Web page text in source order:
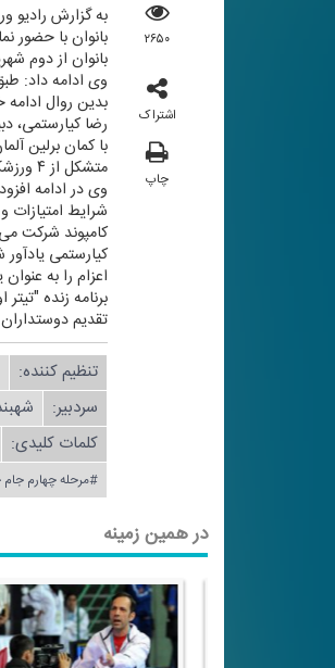
۲۶۵۰
اشتراک
چاپ
به گزارش رادیو
بانوان از دوم
وی ادامه داد:
بدین روال
رضا كیارستمی،
با كمان برلین
متشكل از ۴ ورزشكار مرد و ۴ ورزشكار زن در رشته كامپاند عازم این كشور هستند.
وی در ادامه
شرایط امتیازات
كامپوند شركت
كیارستمی
اعزام را به
تقدیم
تنظیم كننده:
سردبیر:
کلمات کلیدی:
#مرحله چهارم جام
در همین زمینه